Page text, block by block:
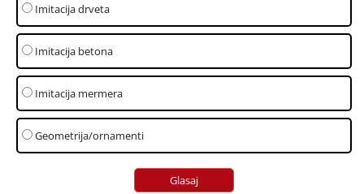
Imitacija drveta
Imitacija betona
Imitacija mermera
Geometrija/ornamenti